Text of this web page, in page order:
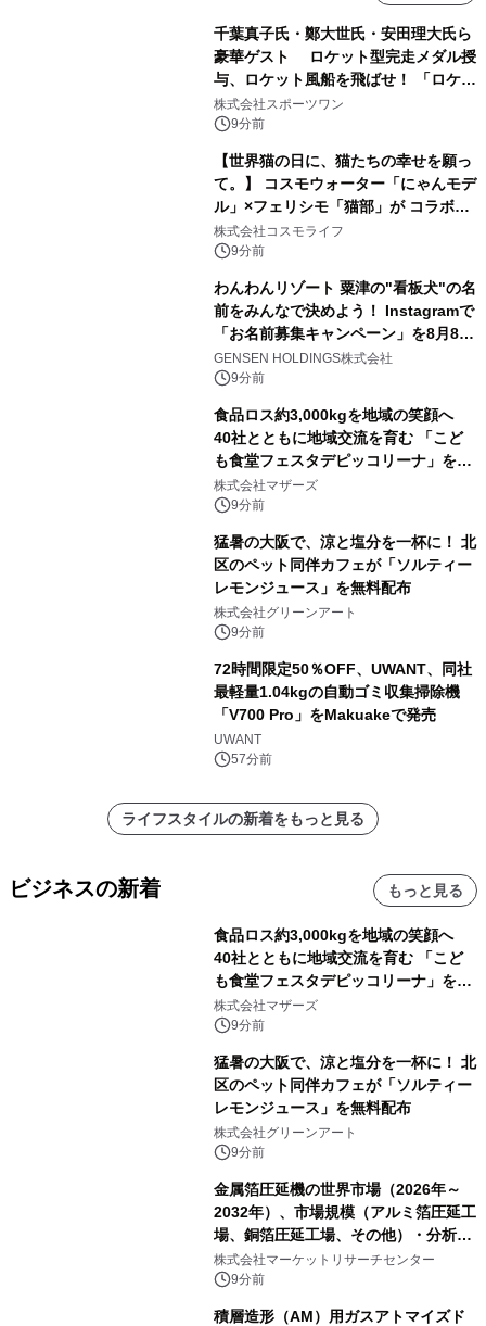
千葉真子氏・鄭大世氏・安田理大氏ら
豪華ゲスト ロケット型完走メダル授
与、ロケット風船を飛ばせ！ 「ロケッ
トマラソン2026」開催
株式会社スポーツワン
9分前
【世界猫の日に、猫たちの幸せを願っ
て。】 コスモウォーター「にゃんモデ
ル」×フェリシモ「猫部」が コラボキ
ャンペーンを実施
株式会社コスモライフ
9分前
わんわんリゾート 粟津の"看板犬"の名
前をみんなで決めよう！ Instagramで
「お名前募集キャンペーン」を8月8日
(土)より開催
GENSEN HOLDINGS株式会社
9分前
食品ロス約3,000kgを地域の笑顔へ
40社とともに地域交流を育む 「こど
も食堂フェスタデピッコリーナ」を9
月5日(土)開催
株式会社マザーズ
9分前
猛暑の大阪で、涼と塩分を一杯に！ 北
区のペット同伴カフェが「ソルティー
レモンジュース」を無料配布
株式会社グリーンアート
9分前
72時間限定50％OFF、UWANT、同社
最軽量1.04kgの自動ゴミ収集掃除機
「V700 Pro」をMakuakeで発売
UWANT
57分前
ライフスタイルの新着をもっと見る
ビジネスの新着 もっと見る
食品ロス約3,000kgを地域の笑顔へ
40社とともに地域交流を育む 「こど
も食堂フェスタデピッコリーナ」を9
月5日(土)開催
株式会社マザーズ
9分前
猛暑の大阪で、涼と塩分を一杯に！ 北
区のペット同伴カフェが「ソルティー
レモンジュース」を無料配布
株式会社グリーンアート
9分前
金属箔圧延機の世界市場（2026年～
2032年）、市場規模（アルミ箔圧延工
場、銅箔圧延工場、その他）・分析レ
ポートを発表
株式会社マーケットリサーチセンター
9分前
積層造形（AM）用ガスアトマイズド